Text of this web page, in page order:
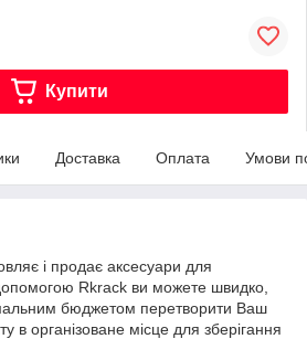
Купити
Доставка Оплата Умови
і продає аксесуари для
Rkrack ви можете швидко,
бюджетом перетворити Ваш
організоване місце для зберігання